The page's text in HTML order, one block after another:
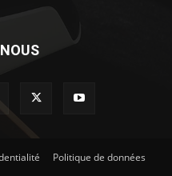
Politique de données